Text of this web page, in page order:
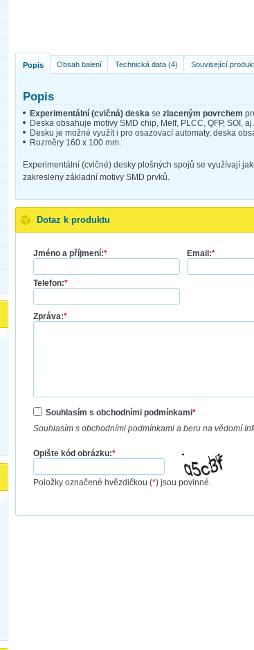
Popis Obsah balení Technická data (4) Související
Popis
Experimentální (cvičná) deska se zlaceným povrchem
Deska obsahuje motivy SMD chip, Melf, PLCC, QFP, SOI, aj.
Desku je možné využít i pro osazovací automaty, deska
Rozměry 160 x 100 mm.
Experimentální (cvičné) desky plošných spojů se využívají
zakresleny základní motivy SMD prvků.
Dotaz k produktu
Jméno a příjmení:* Email:*
Telefon:*
Zpráva:*
Souhlasím s obchodními podmínkami*
Souhlasím s obchodními podmínkami a beru na vědomí
Opište kód obrázku:*
Položky označené hvězdičkou (*) jsou povinné.